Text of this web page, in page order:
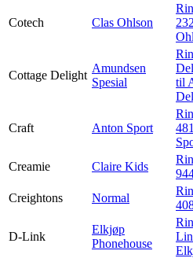
Cotech Clas Ohlson
Cottage Delight
Amundsen
Spesial
til
Craft Anton Sport
Creamie
Claire Kids
Creightons
Normal
D-Link
Elkjøp
Phonehouse